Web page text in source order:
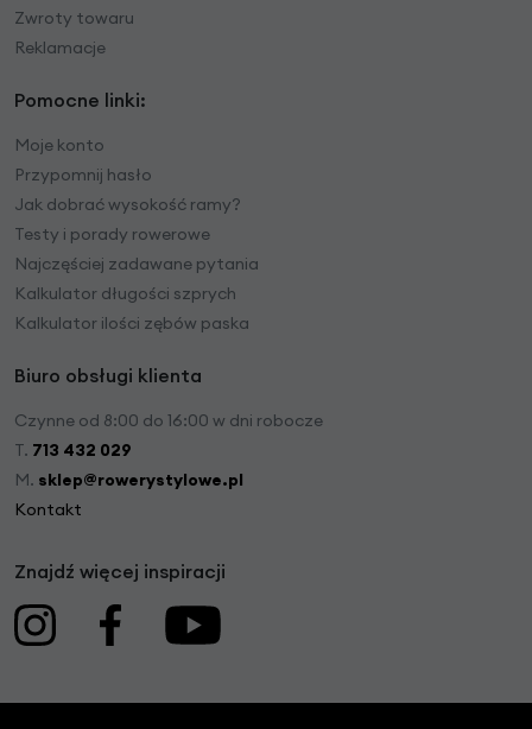
Zwroty towaru
Reklamacje
Pomocne linki:
Moje konto
Przypomnij hasło
Jak dobrać wysokość ramy?
Testy i porady rowerowe
Najczęściej zadawane pytania
Kalkulator długości szprych
Kalkulator ilości zębów paska
Biuro obsługi klienta
Czynne od 8:00 do 16:00 w dni robocze
T. 713 432 029
M. sklep@rowerystylowe.pl
Kontakt
Znajdź więcej inspiracji